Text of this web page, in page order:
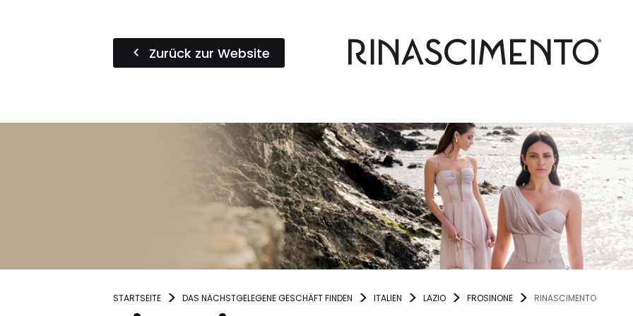
Zurück zur Website
STARTSEITE DAS NÄCHSTGELEGENE GESCHÄFT FINDEN ITALIEN LAZIO FROSINONE RINASCIMENTO